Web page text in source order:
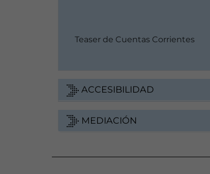
Teaser de Cuentas Corrientes
ACCESIBILIDAD
MEDIACIÓN